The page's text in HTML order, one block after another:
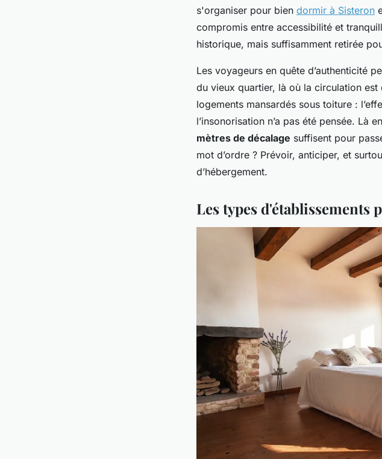
s'organiser pour bien dormir à Sisteron
compromis entre accessibilité et
historique, mais suffisamment retirée
Les voyageurs en quête d’authenticité
du vieux quartier, là où la circulation
logements mansardés sous toiture :
l’insonorisation n’a pas été pensée. Là
mètres de décalage suffisent pour
mot d’ordre ? Prévoir, anticiper, et
d’hébergement.
Les types d'établissements